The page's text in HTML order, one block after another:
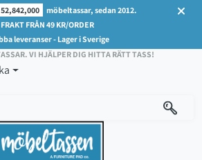
52,842,000
möbeltassar, sedan 2012.
FRAKT FRÅN 49 KR/ORDER
leveranser - Lager i Sverige
VI HJÄLPER DIG HITTA RÄTT TASS!